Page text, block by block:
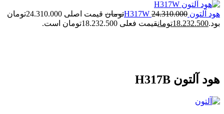
هود آلتون H317W 24.310.000 تومان
قیمت اصلی 24.310.000تومان
بود.18.232.500تومانقیمت فعلی 18.232.500تومان است.
هود آلتون H317B